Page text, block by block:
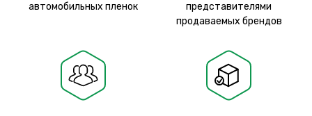
автомобильных пленок
представителями
продаваемых брендов